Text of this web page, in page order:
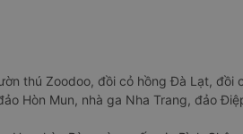
thú Zoodoo, đồi cỏ hồng Đà Lạt, đồi
Hòn Mun, nhà ga Nha Trang, đảo